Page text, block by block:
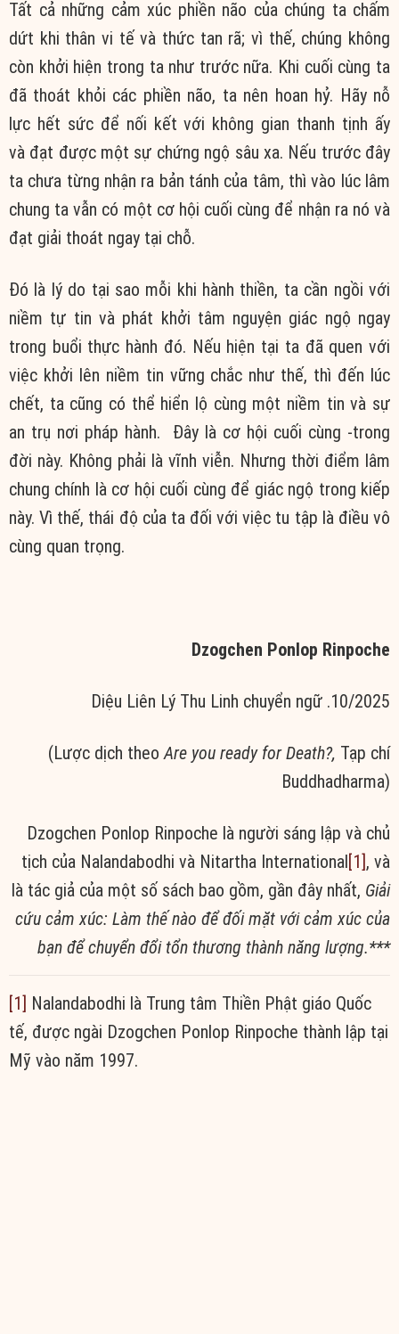
Tất cả những cảm xúc phiền não của chúng ta chấm
dứt khi thân vi tế và thức tan rã; vì thế, chúng không
còn khởi hiện trong ta như trước nữa. Khi cuối cùng ta
đã thoát khỏi các phiền não, ta nên hoan hỷ. Hãy nỗ
lực hết sứcđể nối kết với không gian thanh tịnh ấy
và đạt đượcmột sự chứng ngộ sâu xa. Nếu trước đây
ta chưa từng nhận ra bản tánh của tâm, thì vào lúc lâm
chung tavẫn có một cơ hội cuối cùng để nhận ranó và
đạt giải thoát ngay tại chỗ.
Đó là lý do tại sao mỗi khi hành thiền, ta cần ngồi với
niềm tự tin và phát khởi tâm nguyện giác ngộ ngay
trong buổi thực hành đó. Nếu hiện tại ta đã quen với
việc khởi lên niềm tin vững chắc như thế, thì đến lúc
chết, ta cũng có thể hiển lộ cùng một niềm tin và sự
an trụ nơi pháp hành. Đây là cơ hội cuối cùng -trong
đời này. Không phải là vĩnh viễn. Nhưng thời điểm lâm
chung chính là cơ hội cuối cùng để giác ngộ trong kiếp
này. Vì thế, thái độ của ta đối với việc tu tập là điềuvô
cùng quan trọng.
Dzogchen Ponlop Rinpoche
Diệu Liên Lý Thu Linh chuyển ngữ .10/2025
(Lược dịch theoAre you ready for Death?, Tạp chí
Buddhadharma)
Dzogchen Ponlop Rinpoche là người sáng lập và chủ
tịch của Nalandabodhi và Nitartha International [1] , và
là tác giả của một số sách bao gồm, gần đây nhất, Giải
cứu cảm xúc: Làm thế nào để đối mặt vớicảm xúc của
bạn đểchuyển đổi tổn thương thành năng lượng.***
[1] Nalandabodhi là Trung tâm Thiền Phật giáo Quốc
tế, được ngài Dzogchen Ponlop Rinpoche thành lập tại
Mỹ vào năm 1997.